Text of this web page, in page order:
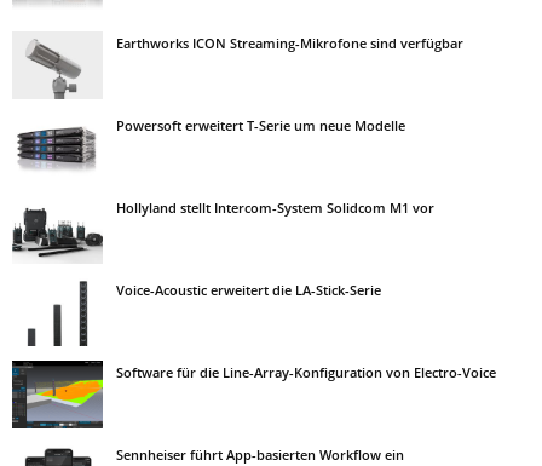
Earthworks ICON Streaming-Mikrofone sind verfügbar
Powersoft erweitert T-Serie um neue Modelle
Hollyland stellt Intercom-System Solidcom M1 vor
Voice-Acoustic erweitert die LA-Stick-Serie
Software für die Line-Array-Konfiguration von Electro-Voice
Sennheiser führt App-basierten Workflow ein